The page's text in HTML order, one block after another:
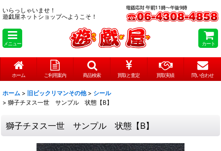
いらっしゃいませ！
遊戯屋ネットショップへようこそ！
メニュー カート
ホーム ご利用案内 商品検索 買取と査定 買取実績 問い合わせ
ホーム > 旧ビックリマンその他 > シール
> 獅子チヌス一世 サンプル 状態【B】
獅子チヌス一世 サンプル 状態【B】